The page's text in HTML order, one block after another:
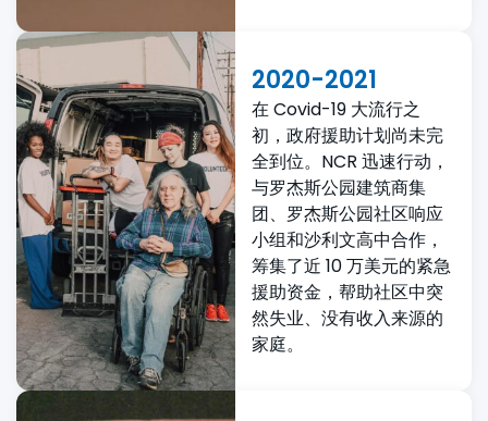
2020-2021
在 Covid-19 大流行之
初，政府援助计划尚未完
全到位。NCR 迅速行动，
与罗杰斯公园建筑商集
团、罗杰斯公园社区响应
小组和沙利文高中合作，
筹集了近 10 万美元的紧急
援助资金，帮助社区中突
然失业、没有收入来源的
家庭。